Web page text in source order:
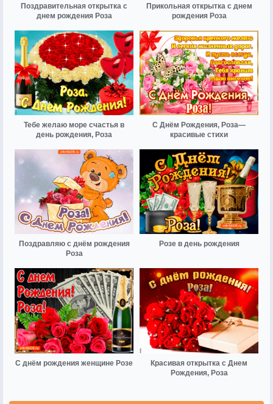
Поздравительная открытка с
днем рождения Роза
Прикольная открытка с днем
рождения Роза
Тебе желаю море счастья в
день рождения, Роза
С Днём Рождения, Роза—
красивые стихи
Поздравляю с днём рождения
Роза
Розе в день рождения
С днём рождения женщине Розе
Красивая открытка с Днем
Рождения, Роза